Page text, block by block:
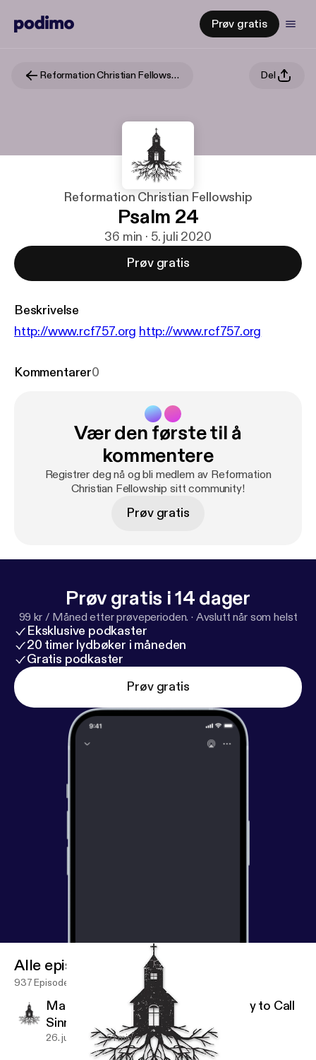
Prøv gratis
Reformation Christian Fellowship Del
Reformation Christian Fellowship
Psalm 24
36 min · 5. juli 2020
Prøv gratis
Beskrivelse
http://www.rcf757.org http://www.rcf757.org
Kommentarer0
Vær den første til å
kommentere
Registrer deg nå og bli medlem av Reformation
Christian Fellowship sitt community!
Prøv gratis
Prøv gratis i 14 dager
99 kr / Måned etter prøveperioden. · Avslutt når som helst
Eksklusive podkaster
20 timer lydbøker i måneden
Gratis podkaster
Prøv gratis
Alle episoder
937 Episoder
Matthew 9:9-13: The King’s Authority to Call
Sinners to Himself
26. juli 2020 51 min